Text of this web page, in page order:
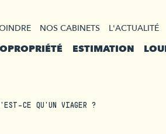
NOS CABINETS L'ACTUALITÉ
ESTIMATION
CE QU'UN VIAGER ?